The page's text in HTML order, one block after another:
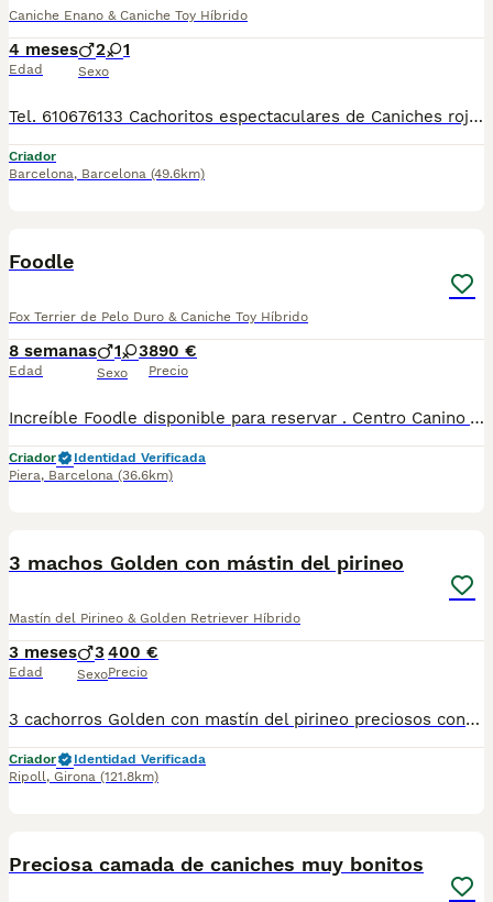
Caniche Enano & Caniche Toy Híbrido
4 meses
Edad
2 1
Sexo
Tel. 610676133 Cachoritos espectaculares de Caniches rojo y apricot, machos y hembras preciosos, tienen dos meses de edad. Se entregan revisados por nuestro veterinario, con la vacuna correspondiente a la edad, desparasitados, con su cartilla veterinaria, microchip y garantía sanitaria por escrito virica y genética, muy bien cuidados, muy sanos, criados en entorno familiar. Disponemos de centro con número zoológico T-2500116
Criador
Barcelona, Barcelona (49.6km)
Foodle
Fox Terrier de Pelo Duro & Caniche Toy Híbrido
8 semanas
Edad
1 3
Sexo
890 €
Precio
Increíble Foodle disponible para reservar . Centro Canino Vallbonica es mucho más que un centro de cría , es un equipo amante de los animales y apasionados con su trabajo y muy comprometidos con el bienestar animal. Somos Criadores directos, sin intermediarios, con más de 20 años de experiencia y Apostamos por una cría responsable y una cuidada selección de nuestros progenitores. TODOS nuestros bebés nacen y se crían en nuestras instalaciones rodeados de naturaleza y cariño , asegurando así un correcto desarrollo y una magnífica socialización, consiguiendo en cada ejemplar un carácter juguetón y extrovertido algo primordial para su adaptación como un miembro más en tu familia . Se entregan con carnet de vacunas correspondiente a su edad , desparasitados y microchip implantado y activado en registro de Anicom. Facilitamos junto al cachorro contrato de compra con garantías víricas de 15 días y congénitas de 1 año . Contamos con un gran equipo de profesionales entre los que se encuentran educadores, auxiliares y Veterinarios ofreciendo los controles sanitarios necesarios así como continua vigilancia asesorándote durante todos el proceso y al llegar a casa. Hacemos envíos a toda España con empresa de transporte privado, proporcionando un viaje confortable y ofreciendo las atenciones necesarias a nuestros bebés . Nuestros precios son REALES ( incluye el IVA) y sin sorpresas finales . Si estás interesado en alguno de nuestros ejemplares solicita información sin compromiso. También atendemos vía WhatsApp ☎️722269698 - 722374274 📍Piera (Barcelona)
Criador
Identidad Verificada
Piera, Barcelona (36.6km)
3 machos Golden con mástin del pirineo
Mastín del Pirineo & Golden Retriever Híbrido
3 meses
Edad
3
Sexo
400 €
Precio
3 cachorros Golden con mastín del pirineo preciosos con carácter juguetón esperando tener su nuevo hogar . Preferiblemente casa actualmente tienen 3 meses y están listos para su nuevo hogar
Criador
Identidad Verificada
Ripoll, Girona (121.8km)
Preciosa camada de caniches muy bonitos